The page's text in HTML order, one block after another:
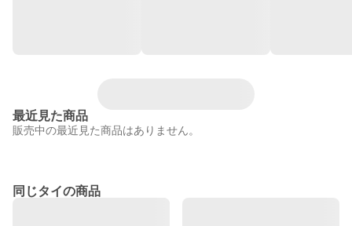
最近見た商品
販売中の最近見た商品はありません。
同じタイの商品